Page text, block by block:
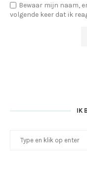
Bewaar mijn naam,
volgende keer dat ik
IK